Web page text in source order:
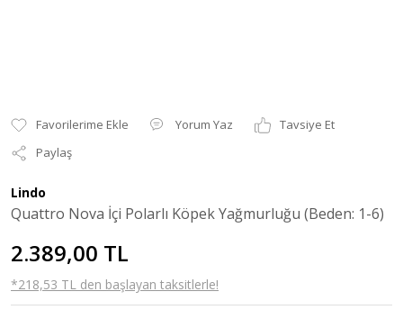
Yorum Yaz
Tavsiye Et
Paylaş
Lindo
Quattro Nova İçi Polarlı Köpek Yağmurluğu (Beden: 1-6)
2.389,00 TL
*218,53 TL den başlayan taksitlerle!